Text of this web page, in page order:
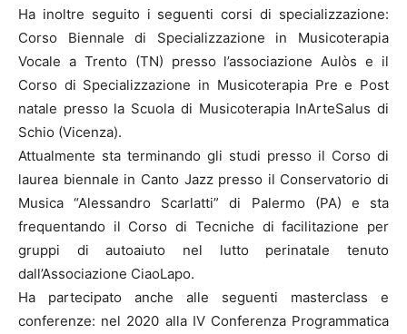
Ha inoltre seguito i seguenti corsi di specializzazione:
Corso Biennale di Specializzazione in Musicoterapia
Vocale a Trento (TN) presso l’associazione Aulòs e il
Corso di Specializzazione in Musicoterapia Pre e Post
natale presso la Scuola di Musicoterapia InArteSalus di
Schio (Vicenza).
Attualmente sta terminando gli studi presso il Corso di
laurea biennale in Canto Jazz presso il Conservatorio di
Musica “Alessandro Scarlatti” di Palermo (PA) e sta
frequentando il Corso di Tecniche di facilitazione per
gruppi di autoaiuto nel lutto perinatale tenuto
dall’Associazione CiaoLapo.
Ha partecipato anche alle seguenti masterclass e
conferenze: nel 2020 alla IV Conferenza Programmatica